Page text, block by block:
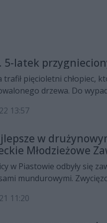
5-latek
trafił pięcioletni chłopiec,
drzewa. Do
13:57
w
Młodzieżowe
Mundurowych
w Piastowie odbyły się
mundurowymi.
najlepsza okazała się
11:20